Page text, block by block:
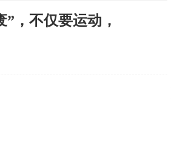
，不仅要运动，